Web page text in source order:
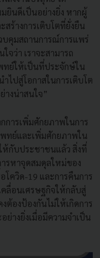
นดีเป็นอย่างยิ่ง หากผู้
ร้างการเติบโตที่ยั่งยืน
คุมสถานการณ์การแพร่
จว่า เราจะสามารถ
ทย์ให้เป็นที่ประจักษ์ใน
ไปสู่โอกาสในการเติบโต
างน่าสนใจ”
ารเพิ่มศักยภาพในการ
ทย์และเพิ่มศักยภาพใน
ห้กับประชาชนแล้ว สิ่งที่
รหาจุดสมดุลใหม่ของ
โควิด-19 และการคืนการ
ลื่อนเศรษฐกิจให้กลับสู่
ต้องป้องกันไม่ให้เกิดการ
ย่างยิ่งเมื่อมีความจำเป็น